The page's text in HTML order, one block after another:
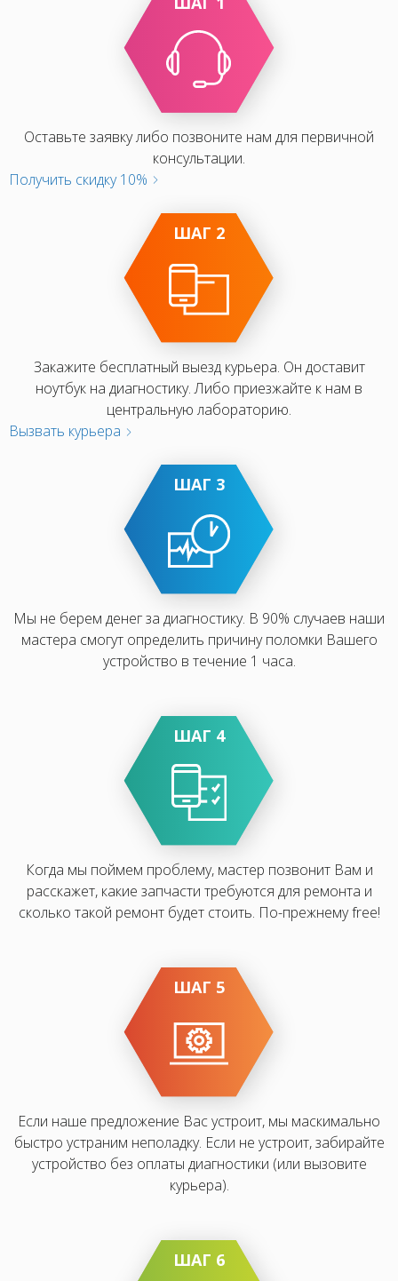
Оставьте заявку либо позвоните нам для первичной
консультации.
Получить скидку 10%
ШАГ 2
Закажите бесплатный выезд курьера. Он доставит
ноутбук на диагностику. Либо приезжайте к нам в
центральную лабораторию.
Вызвать курьера
ШАГ 3
Мы не берем денег за диагностику. В 90% случаев наши
мастера смогут определить причину поломки Вашего
устройство в течение 1 часа.
ШАГ 4
Когда мы поймем проблему, мастер позвонит Вам и
расскажет, какие запчасти требуются для ремонта и
сколько такой ремонт будет стоить. По-прежнему free!
ШАГ 5
Если наше предложение Вас устроит, мы маскимально
быстро устраним неполадку. Если не устроит, забирайте
устройство без оплаты диагностики (или вызовите
курьера).
ШАГ 6